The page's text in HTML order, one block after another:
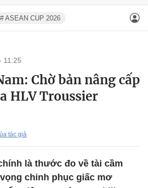
# ASEAN CUP 2026
11:25
Chờ bản nâng cấp
HLV Troussier
tác giả
là thước đo về tài cầm
chinh phục giấc mơ